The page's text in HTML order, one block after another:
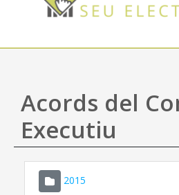
Acords del
Executiu
2015